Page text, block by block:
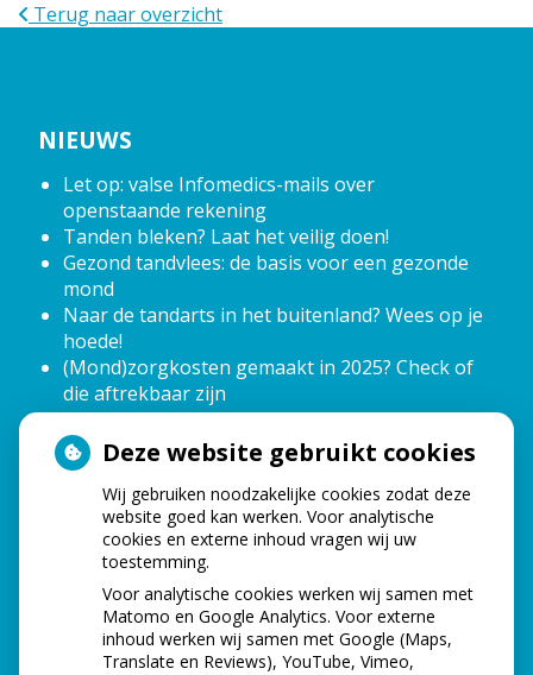
Terug naar overzicht
NIEUWS
Let op: valse Infomedics-mails over
openstaande rekening
Tanden bleken? Laat het veilig doen!
Gezond tandvlees: de basis voor een gezonde
mond
Naar de tandarts in het buitenland? Wees op je
hoede!
(Mond)zorgkosten gemaakt in 2025? Check of
die aftrekbaar zijn
OPENINGSTIJDEN
Maandag: 08.00 tot
- 12.00
12.40tot
- 16.40
08.00 - 12.00
12.40tot
- 16.40
Woensdag: 08.00tot
- 12.00
12.40tot
- 16.40
Deze website gebruikt cookies
Wij gebruiken noodzakelijke cookies zodat deze
website goed kan werken. Voor analytische
cookies en externe inhoud vragen wij uw
toestemming.
Voor analytische cookies werken wij samen met
Matomo en Google Analytics. Voor externe
inhoud werken wij samen met Google (Maps,
Translate en Reviews), YouTube, Vimeo,